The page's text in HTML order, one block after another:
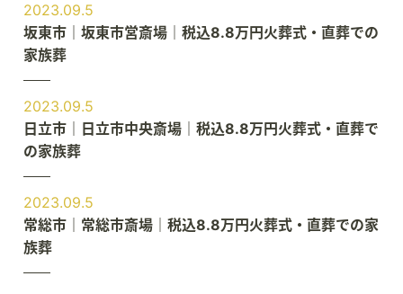
2023.09.5
坂東市｜坂東市営斎場｜税込8.8万円火葬式・直葬での
家族葬
2023.09.5
日立市｜日立市中央斎場｜税込8.8万円火葬式・直葬で
の家族葬
2023.09.5
常総市｜常総市斎場｜税込8.8万円火葬式・直葬での家
族葬